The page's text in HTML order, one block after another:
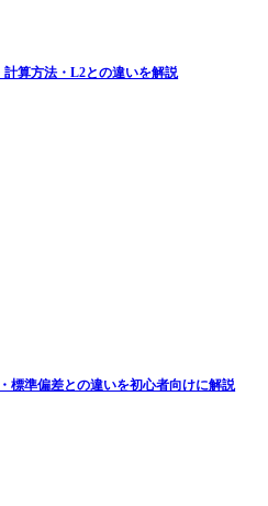
算方法・L2との違いを解説
標準偏差との違いを初心者向けに解説